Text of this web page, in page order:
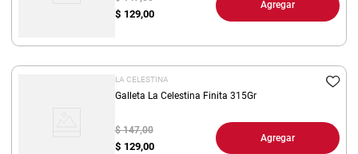
$ 129,00
Agregar
LA CELESTINA
Galleta La Celestina Finita 315Gr
$ 129,00
$ 147,00
Agregar